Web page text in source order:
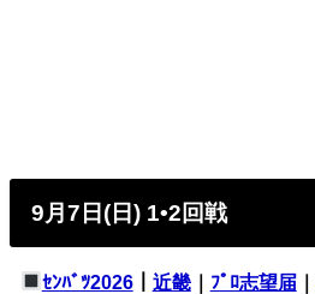
9月7日(日) 1•2回戦
ｾﾝﾊﾞﾂ2026｜ 近畿｜ ﾌﾟﾛ志望届｜